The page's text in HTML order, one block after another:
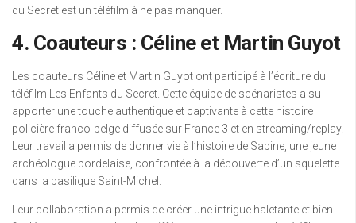
du Secret est un téléfilm à ne pas manquer.
4. Coauteurs : Céline et Martin Guyot
Les coauteurs Céline et Martin Guyot ont participé à l’écriture du
téléfilm Les Enfants du Secret. Cette équipe de scénaristes a su
apporter une touche authentique et captivante à cette histoire
policière franco-belge diffusée sur France 3 et en streaming/replay.
Leur travail a permis de donner vie à l’histoire de Sabine, une jeune
archéologue bordelaise, confrontée à la découverte d’un squelette
dans la basilique Saint-Michel.
Leur collaboration a permis de créer une intrigue haletante et bien